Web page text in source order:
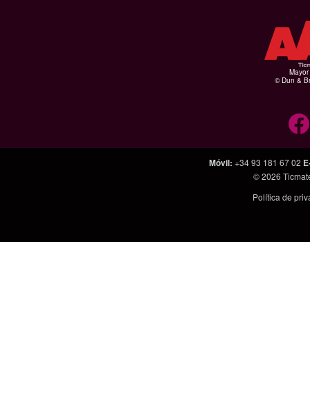
© Dun &
Móvil: +34 93 181 67 02
© 2026
Política de